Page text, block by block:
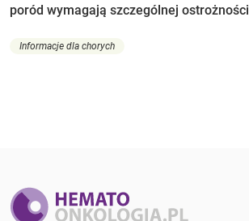
poród wymagają szczególnej ostrożności
Informacje dla chorych